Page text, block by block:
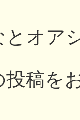
オア
投稿を